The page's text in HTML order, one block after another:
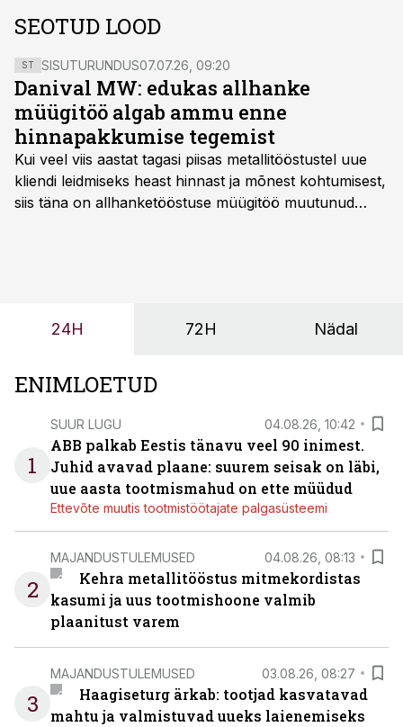
SEOTUD LOOD
ST SISUTURUNDUS07.07.26, 09:20
Danival MW: edukas allhanke
müügitöö algab ammu enne
hinnapakkumise tegemist
Kui veel viis aastat tagasi piisas metallitööstustel uue
kliendi leidmiseks heast hinnast ja mõnest kohtumisest,
siis täna on allhanketööstuse müügitöö muutunud
24H 72H Nädal
ENIMLOETUD
1
SUUR LUGU 04.08.26, 10:42
ABB palkab Eestis tänavu veel 90 inimest.
Juhid avavad plaane: suurem seisak on läbi,
uue aasta tootmismahud on ette müüdud
Ettevõte muutis tootmistöötajate palgasüsteemi
2
MAJANDUSTULEMUSED 04.08.26, 08:13
Kehra metallitööstus mitmekordistas
kasumi ja uus tootmishoone valmib
plaanitust varem
3
MAJANDUSTULEMUSED 03.08.26, 08:27
Haagiseturg ärkab: tootjad kasvatavad
mahtu ja valmistuvad uueks laienemiseks